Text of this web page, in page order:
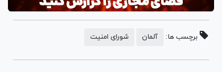
برچسب ها: آلمان شورای امنیت